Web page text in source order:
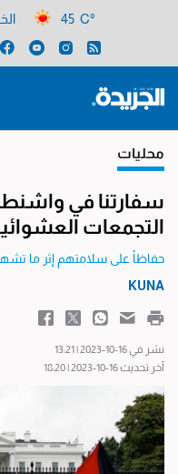
45 C°
محليات
سفارتنا في
التجمعات
حفاظاً على سلامتهم إثر ما
KUNA
نشر في 16-10-2023 | 13:21
آخر تحديث 16-10-2023 | 18:20